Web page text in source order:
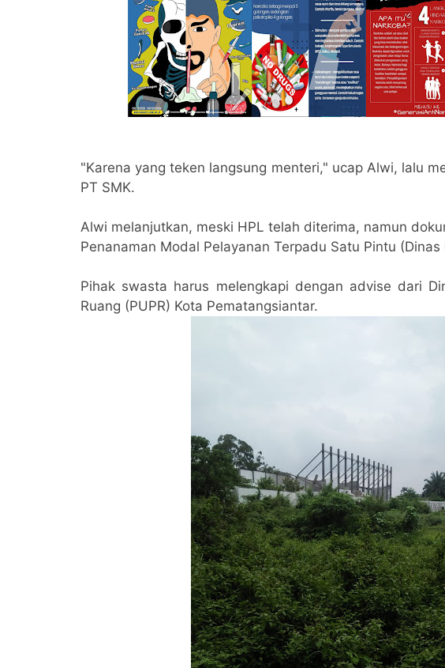
"Karena yang teken langsung menteri," ucap Alwi, lalu
PT SMK.
Alwi melanjutkan, meski HPL telah diterima, namun
Penanaman Modal Pelayanan Terpadu Satu Pintu
Pihak swasta harus melengkapi dengan advise dari
Ruang (PUPR) Kota Pematangsiantar.